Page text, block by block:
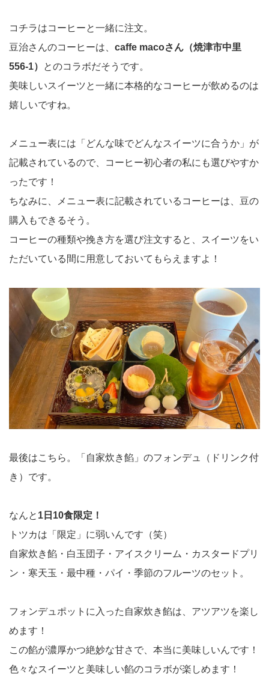
コチラはコーヒーと一緒に注文。
豆治さんのコーヒーは、 caffe macoさん（焼津市中里
556-1）
とのコラボだそうです。
美味しいスイーツと一緒に本格的なコーヒーが飲めるのは
嬉しいですね。
メニュー表には「どんな味でどんなスイーツに合うか」が
記載されているので、コーヒー初心者の私にも選びやすか
ったです！
ちなみに、メニュー表に記載されているコーヒーは、豆の
購入もできるそう。
コーヒーの種類や挽き方を選び注文すると、スイーツをい
ただいている間に用意しておいてもらえますよ！
最後はこちら。「自家炊き餡」のフォンデュ（ドリンク付
き）です。
なんと 1日10食限定！
トツカは「限定」に弱いんです（笑）
自家炊き餡・白玉団子・アイスクリーム・カスタードプリ
ン・寒天玉・最中種・パイ・季節のフルーツのセット。
フォンデュポットに入った自家炊き餡は、アツアツを楽し
めます！
この餡が濃厚かつ絶妙な甘さで、本当に美味しいんです！
色々なスイーツと美味しい餡のコラボが楽しめます！